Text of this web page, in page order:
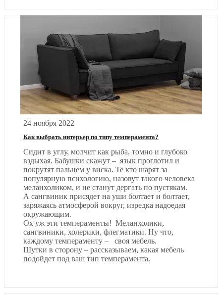
24 ноября 2022
Как выбрать интерьер по типу темперамента?
Сидит в углу, молчит как рыба, томно и глубоко
вздыхая. Бабушки скажут – язык проглотил и
покрутят пальцем у виска. Те кто шарят за
популярную психологию, назовут такого человека
меланхоликом, и не станут дергать по пустякам.
А сангвиник присядет на уши болтает и болтает,
заряжаясь атмосферой вокруг, изредка надоедая
окружающим.
Ох уж эти темпераменты! Меланхолики,
сангвиники, холерики, флегматики. Ну что,
каждому темпераменту – своя мебель.
Шутки в сторону – рассказываем, какая мебель
подойдет под ваш тип темперамента.